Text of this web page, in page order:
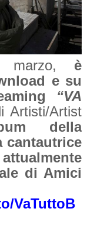
è
e su
“VA
Artisti/Artist
della
cantautrice
di Amici
VaTuttoB